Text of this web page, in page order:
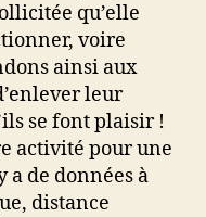
qu’elle
voire
ainsi aux
leur
se font plaisir !
activité pour une
de données à
distance